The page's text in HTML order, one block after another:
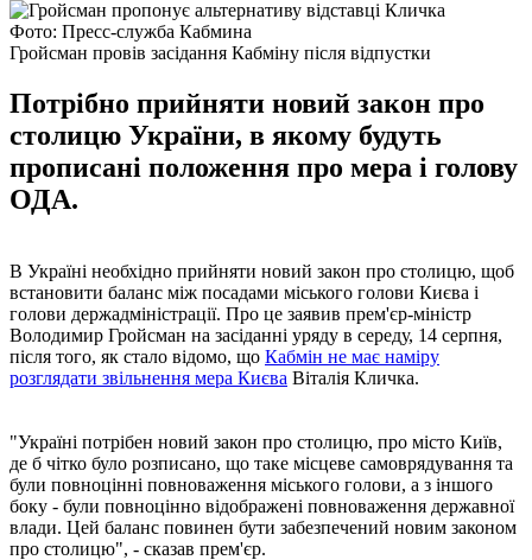
Фото: Пресс-служба Кабмина
Гройсман провів засідання Кабміну після відпустки
Потрібно прийняти новий закон про
столицю України, в якому будуть
прописані положення про мера і голову
ОДА.
В Україні необхідно прийняти новий закон про столицю, щоб
встановити баланс між посадами міського голови Києва і
голови держадміністрації. Про це заявив прем'єр-міністр
Володимир Гройсман на засіданні уряду в середу, 14 серпня,
після того, як стало відомо, що Кабмін не має наміру
розглядати звільнення мера Києва Віталія Кличка.
"Україні потрібен новий закон про столицю, про місто Київ,
де б чітко було розписано, що таке місцеве самоврядування та
були повноцінні повноваження міського голови, а з іншого
боку - були повноцінно відображені повноваження державної
влади. Цей баланс повинен бути забезпечений новим законом
про столицю", - сказав прем'єр.